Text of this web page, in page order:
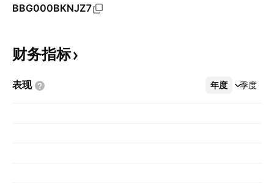
BBG000BKNJZ7
财务指标
表现 年度 季度
更多